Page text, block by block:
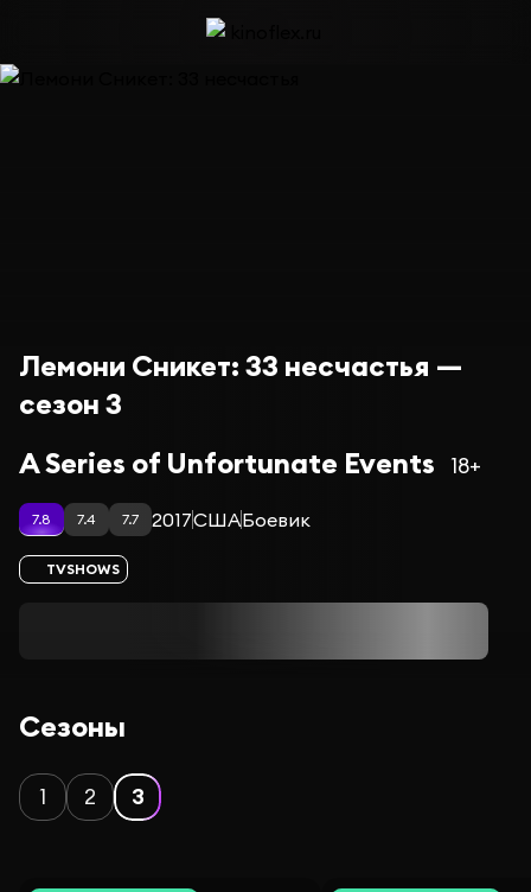
Лемони Сникет: 33 несчастья —
сезон 3
A Series of Unfortunate Events
18+
7.8 7.4 7.7 2017СШАБоевик
TVSHOWS
Сезоны
1 2 3